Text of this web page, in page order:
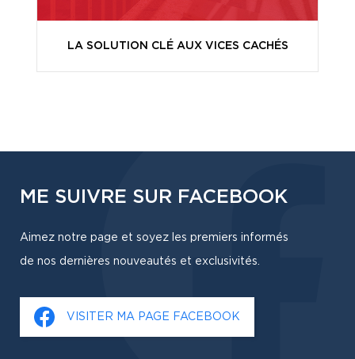
LA SOLUTION CLÉ AUX VICES CACHÉS
ME SUIVRE SUR FACEBOOK
Aimez notre page et soyez les premiers informés
de nos dernières nouveautés et exclusivités.
VISITER MA PAGE FACEBOOK